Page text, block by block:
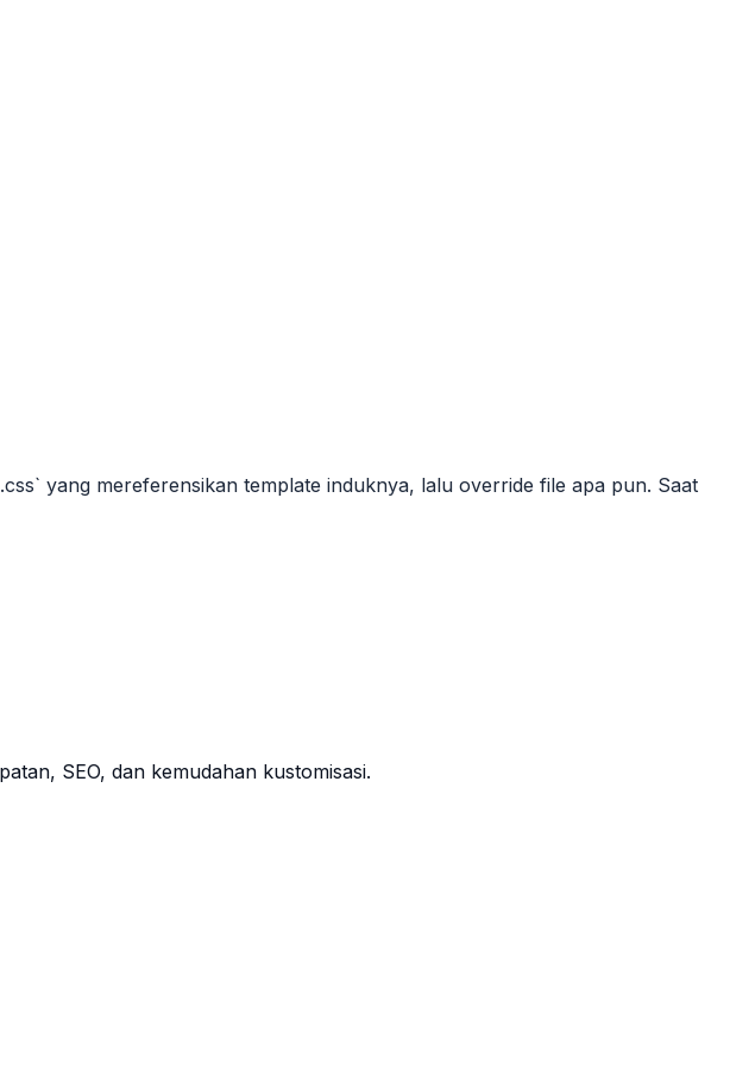
yang mereferensikan template induknya, lalu override file apa pun. Saat
SEO, dan kemudahan kustomisasi.